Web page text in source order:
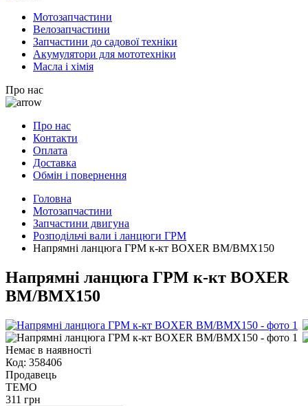
Мотозапчастини
Велозапчастини
Запчастини до садової техніки
Акумулятори для мототехніки
Масла і хімія
Про нас
Про нас
Контакти
Оплата
Доставка
Обмін і повернення
Головна
Мотозапчастини
Запчастини двигуна
Розподільчі вали і ланцюги ГРМ
Напрямні ланцюга ГРМ к-кт BOXER BM/BMX150
Напрямні ланцюга ГРМ к-кт BOXER
BM/BMX150
Немає в наявності
Код: 358406
Продавець
TEMO
311 грн